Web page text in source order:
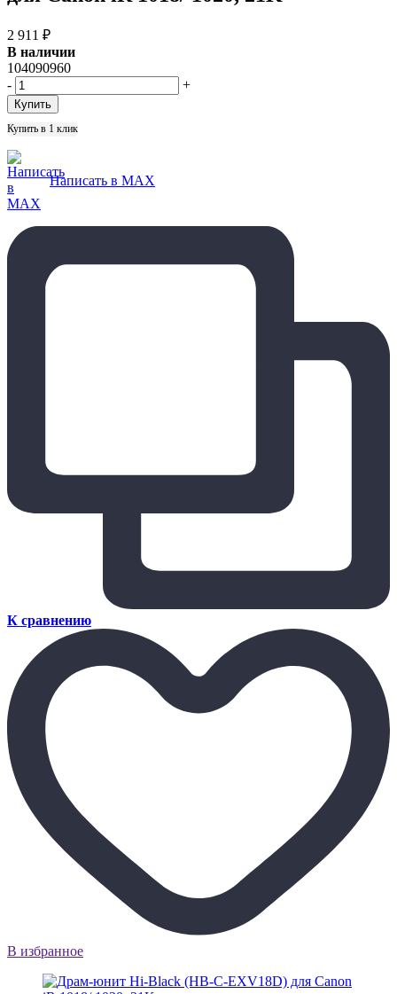
2 911 ₽
В наличии
104090960
-
+
Купить в 1 клик
Написать в MAX
К сравнению
В избранное